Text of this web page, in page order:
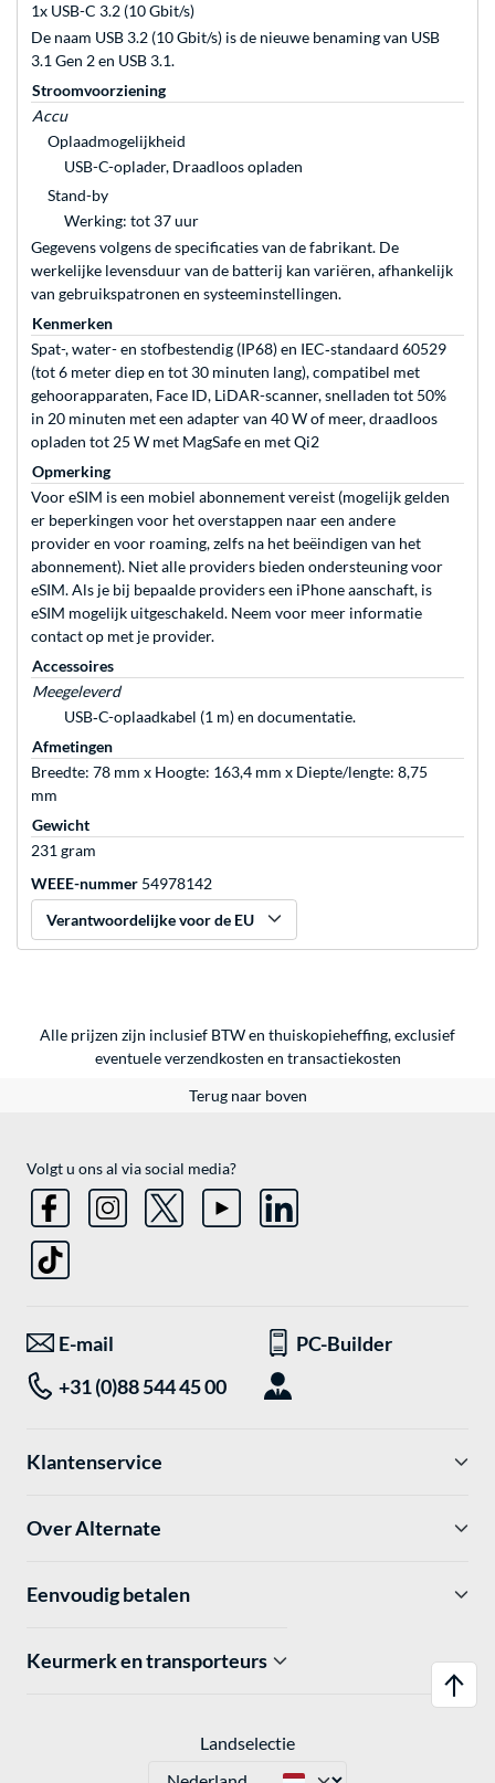
1x USB-C 3.2 (10 Gbit/s)
De naam USB 3.2 (10 Gbit/s) is de nieuwe benaming van USB
3.1 Gen 2 en USB 3.1.
Stroomvoorziening
Accu
Oplaadmogelijkheid
USB-C-oplader, Draadloos opladen
Stand-by
Werking: tot 37 uur
Gegevens volgens de specificaties van de fabrikant. De
werkelijke levensduur van de batterij kan variëren, afhankelijk
van gebruikspatronen en systeeminstellingen.
Kenmerken
Spat-, water- en stofbestendig (IP68) en IEC‑standaard 60529
(tot 6 meter diep en tot 30 minuten lang), compatibel met
gehoorapparaten, Face ID, LiDAR-scanner, snelladen tot 50%
in 20 minuten met een adapter van 40 W of meer, draadloos
opladen tot 25 W met MagSafe en met Qi2
Opmerking
Voor eSIM is een mobiel abonnement vereist (mogelijk gelden
er beperkingen voor het overstappen naar een andere
provider en voor roaming, zelfs na het beëindigen van het
abonnement). Niet alle providers bieden ondersteuning voor
eSIM. Als je bij bepaalde providers een iPhone aanschaft, is
eSIM mogelijk uitgeschakeld. Neem voor meer informatie
contact op met je provider.
Accessoires
Meegeleverd
USB‑C-oplaadkabel (1 m) en documentatie.
Afmetingen
Breedte: 78 mm x Hoogte: 163,4 mm x Diepte/lengte: 8,75
mm
Gewicht
231 gram
WEEE-nummer 54978142
Verantwoordelijke voor de EU
Alle prijzen zijn inclusief BTW en thuiskopieheffing, exclusief
eventueleverzendkosten en transactiekosten
Terug naar boven
Volgt u ons al via social media?
E-mail
PC-Builder
+31 (0)88 544 45 00
Klantenservice
Over Alternate
Eenvoudig betalen
Keurmerk en transporteurs
Landselectie